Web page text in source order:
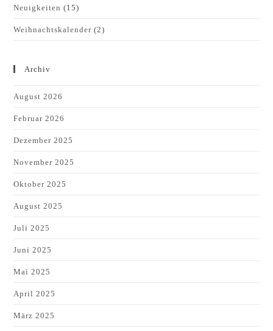
Neuigkeiten (15)
Weihnachtskalender (2)
Archiv
August 2026
Februar 2026
Dezember 2025
November 2025
Oktober 2025
August 2025
Juli 2025
Juni 2025
Mai 2025
April 2025
März 2025